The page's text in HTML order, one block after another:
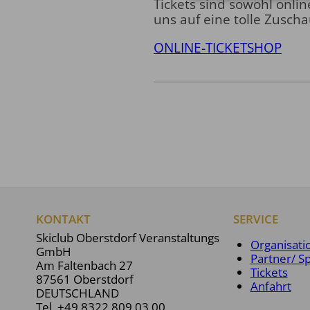
Tickets sind sowohl
uns auf eine tolle
ONLINE-TICKETSHOP
KONTAKT
Skiclub Oberstdorf Veranstaltungs
GmbH
Am Faltenbach 27
87561 Oberstdorf
DEUTSCHLAND
SERVICE
Partner/
Tickets
Anfahrt